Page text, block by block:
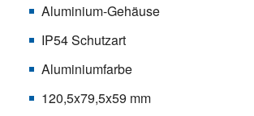
Aluminium-Gehäuse
IP54 Schutzart
Aluminiumfarbe
120,5x79,5x59 mm